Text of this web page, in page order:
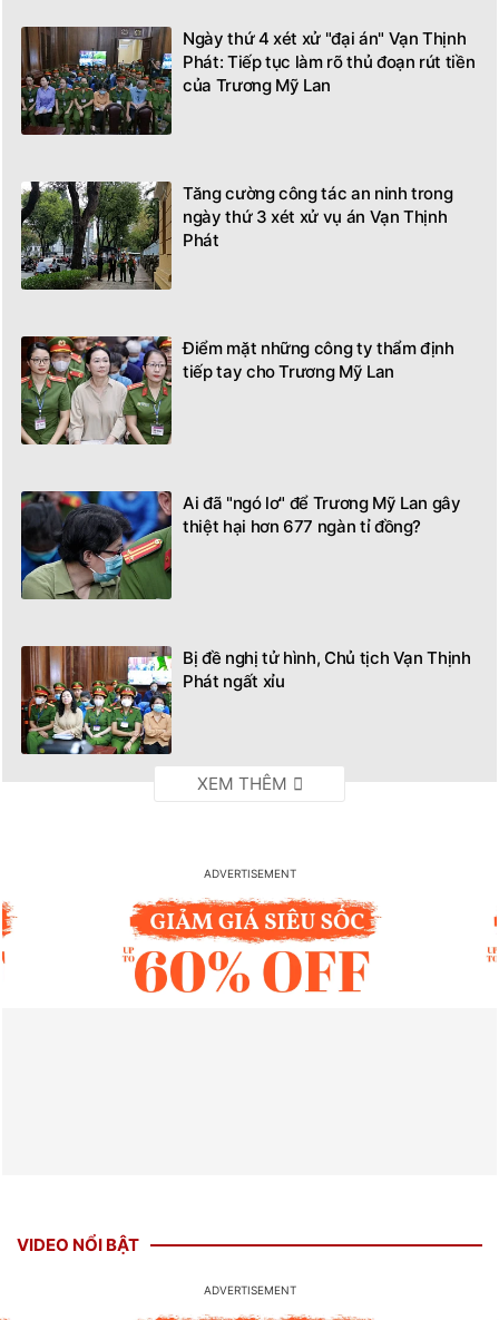
Ngày thứ 4 xét xử "đại án" Vạn Thịnh
Phát: Tiếp tục làm rõ thủ đoạn rút tiền
của Trương Mỹ Lan
Tăng cường công tác an ninh trong
ngày thứ 3 xét xử vụ án Vạn Thịnh
Phát
Điểm mặt những công ty thẩm định
tiếp tay cho Trương Mỹ Lan
Ai đã "ngó lơ" để Trương Mỹ Lan gây
thiệt hại hơn 677 ngàn tỉ đồng?
Bị đề nghị tử hình, Chủ tịch Vạn Thịnh
Phát ngất xỉu
VIDEO NỔI BẬT